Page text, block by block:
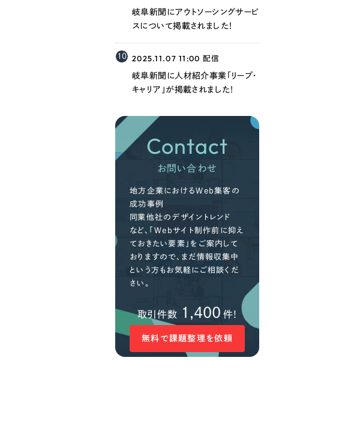
岐阜新聞にアウトソーシングサービ
スについて掲載されました！
10 2025.11.07 11:00 配信
岐阜新聞に人材紹介事業「リープ・
キャリア」が掲載されました！
Contact
お問い合わせ
地方企業におけるWeb集客の
成功事例
同業他社のデザイントレンド
など、「Webサイト制作前に抑え
ておきたい要素」をご案内して
おりますので、まだ情報収集中
という方もお気軽にご相談くだ
さい。
取引件数 1,400 件!
無料で課題整理を依頼